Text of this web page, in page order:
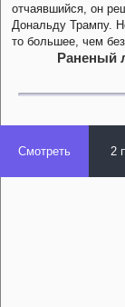
отчаявшийся, он
Дональду Трампу.
то большее, чем
Раненый
Смотреть 2